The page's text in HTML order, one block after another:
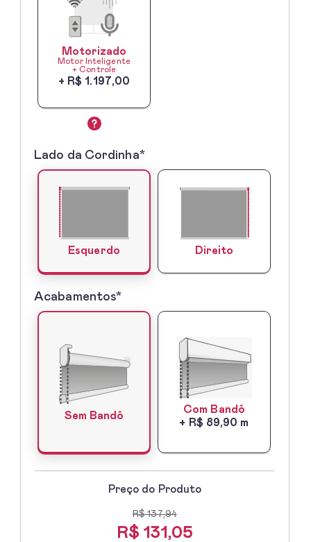
Motorizado
Motor Inteligente
+ Controle
+ R$ 1.197,00
3º
Comando
Lado da Cordinha*
Esquerdo Direito
5º
Acabamentos*
Sem Bandô
Com Bandô
+ R$ 89,90 m
Preço do Produto
R$ 137,94
R$131,05